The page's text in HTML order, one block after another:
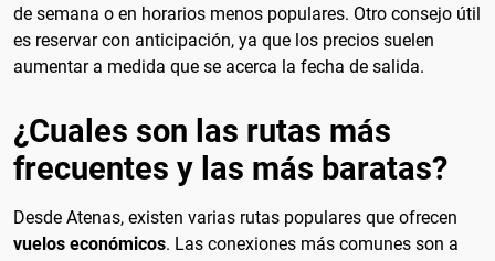
de semana o en horarios menos populares. Otro consejo útil
es reservar con anticipación, ya que los precios suelen
aumentar a medida que se acerca la fecha de salida.
¿Cuales son las rutas más
frecuentes y las más baratas?
Desde Atenas, existen varias rutas populares que ofrecen
vuelos económicos. Las conexiones más comunes son a